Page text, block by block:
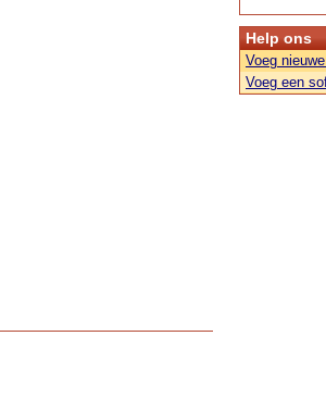
Help ons
Voeg
Voeg een